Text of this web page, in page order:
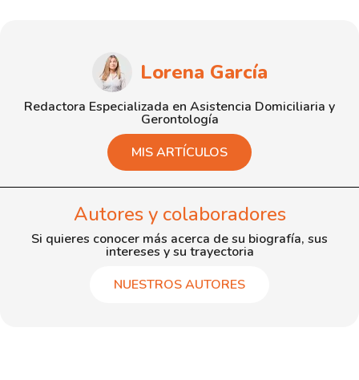
Lorena García
Redactora Especializada en Asistencia Domiciliaria y
Gerontología
MIS ARTÍCULOS
Autores y colaboradores
Si quieres conocer más acerca de su biografía, sus
intereses y su trayectoria
NUESTROS AUTORES